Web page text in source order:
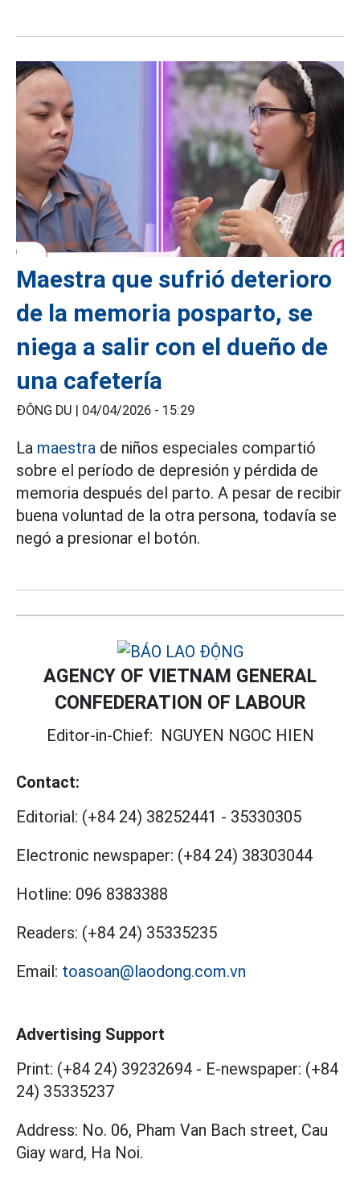
Maestra que sufrió deterioro
de la memoria posparto, se
niega a salir con el dueño de
una cafetería
ĐÔNG DU | 04/04/2026 - 15:29
La maestra de niños especiales compartió
sobre el período de depresión y pérdida de
memoria después del parto. A pesar de recibir
buena voluntad de la otra persona, todavía se
negó a presionar el botón.
AGENCY OF VIETNAM GENERAL
CONFEDERATION OF LABOUR
Editor-in-Chief: NGUYEN NGOC HIEN
Contact:
Editorial: (+84 24) 38252441 - 35330305
Electronic newspaper: (+84 24) 38303044
Hotline: 096 8383388
Readers: (+84 24) 35335235
Email: toasoan@laodong.com.vn
Advertising Support
Print: (+84 24) 39232694 - E-newspaper: (+84
24) 35335237
Address: No. 06, Pham Van Bach street, Cau
Giay ward, Ha Noi.